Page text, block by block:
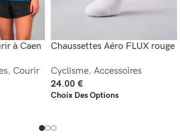
à Caen
, Courir
Chaussettes Aéro FLUX rouge
Cyclisme, Accessoires
24.00 €
Choix Des Options